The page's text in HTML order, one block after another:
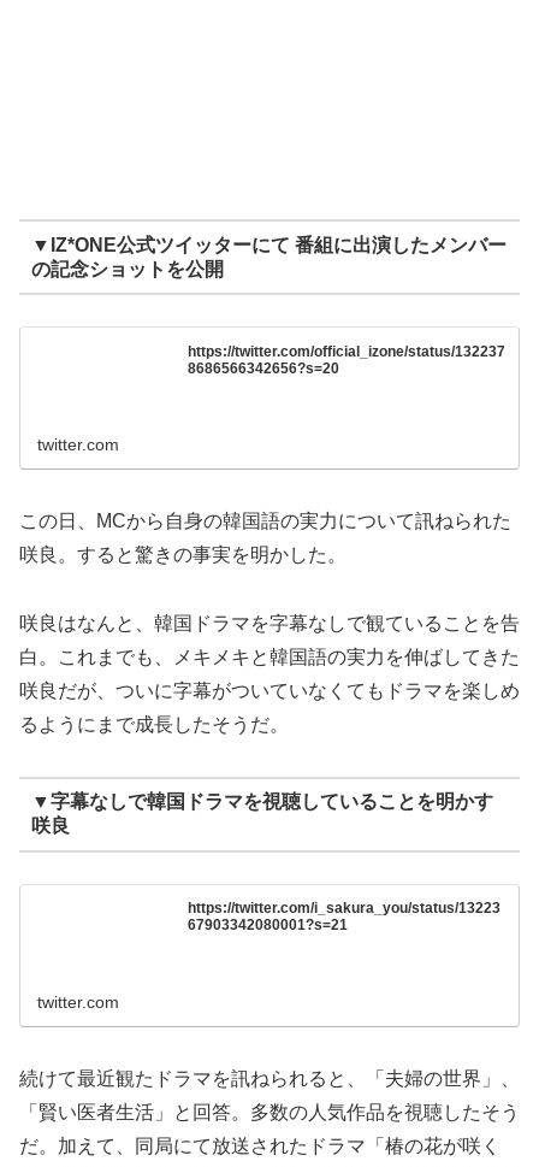
▼IZ*ONE公式ツイッターにて 番組に出演したメンバー
の記念ショットを公開
https://twitter.com/official_izone/status/132237
8686566342656?s=20
twitter.com
この日、MCから自身の韓国語の実力について訊ねられた
咲良。すると驚きの事実を明かした。
咲良はなんと、韓国ドラマを字幕なしで観ていることを告
白。これまでも、メキメキと韓国語の実力を伸ばしてきた
咲良だが、ついに字幕がついていなくてもドラマを楽しめ
るようにまで成長したそうだ。
▼字幕なしで韓国ドラマを視聴していることを明かす
咲良
https://twitter.com/i_sakura_you/status/13223
67903342080001?s=21
twitter.com
続けて最近観たドラマを訊ねられると、「夫婦の世界」、
「賢い医者生活」と回答。多数の人気作品を視聴したそう
だ。加えて、同局にて放送されたドラマ「椿の花が咲く